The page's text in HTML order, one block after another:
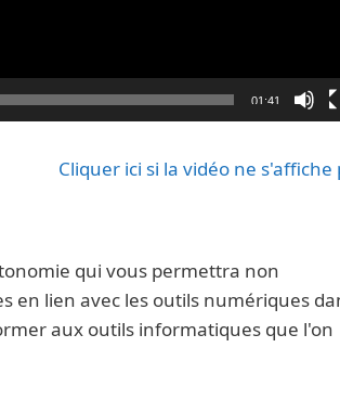
01:41
Cliquer ici si la vidéo ne s'affiche
qui vous permettra non
en lien avec les outils numériques
aux outils informatiques que l'on